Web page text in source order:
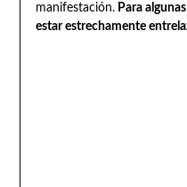
manifestación.Para
estar estrechamente